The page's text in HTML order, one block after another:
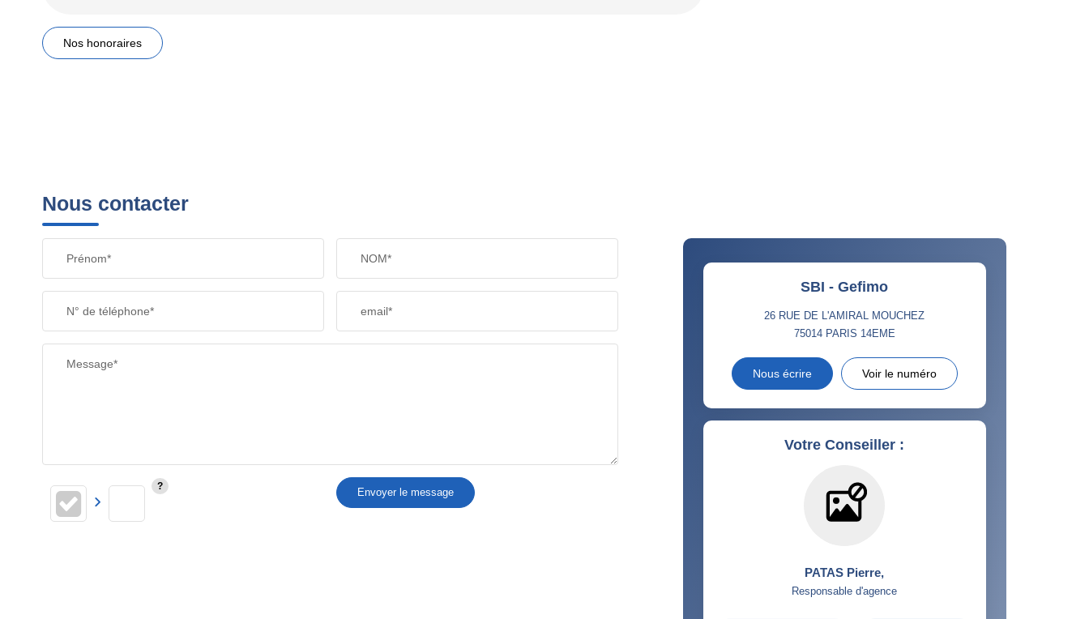
Nos honoraires
Nous contacter
Prénom* NOM*
N° de téléphone* email*
Message*
Envoyer le message
SBI - Gefimo
26 RUE DE L'AMIRAL MOUCHEZ
75014 PARIS 14EME
Nous écrire Voir le numéro
Votre Conseiller :
PATAS Pierre,
Responsable d'agence